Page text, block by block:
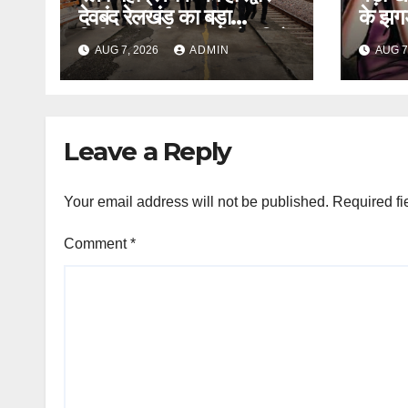
देवबंद रेलखंड का बड़ा
निरीक्षण, अर्धकुंभ- की तैयारियों
का लिया जायजा
AUG 7, 2026 ADMIN
के
AUG
Leave a Reply
Your email address will not be published. Required
Comment*